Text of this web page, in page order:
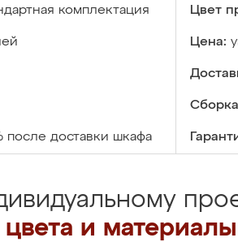
комплектация Цвет
Цена:
после доставки шкафа
и материалы